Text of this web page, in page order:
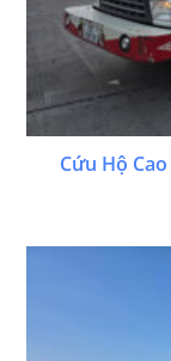
Cứu Hộ